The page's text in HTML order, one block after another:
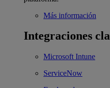
Más información
Integraciones
Microsoft Intune
ServiceNow